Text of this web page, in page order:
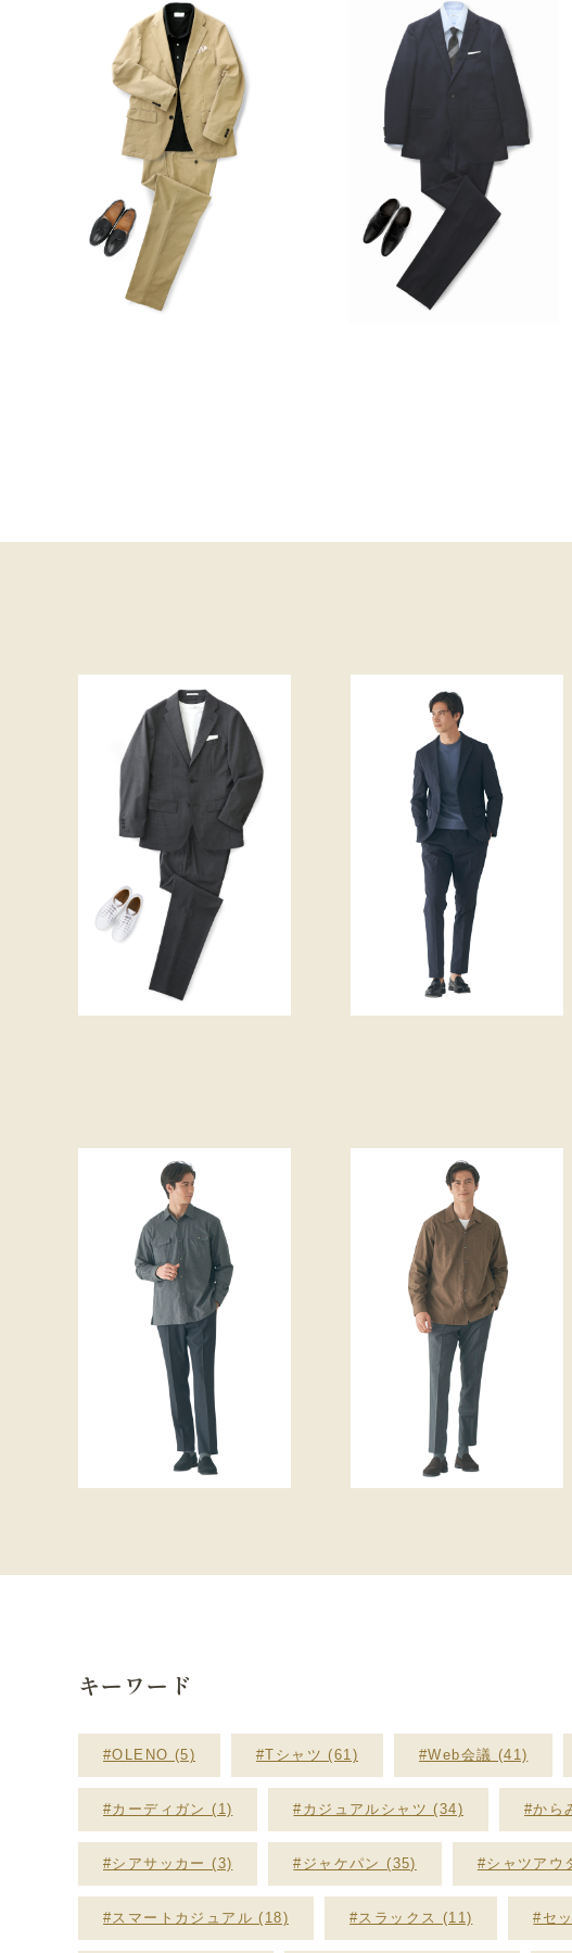
キーワード
#OLENO (5) #Tシャツ (61) #Web会議 (41)
#カーディガン (1) #カジュアルシャツ (34) #から
#シアサッカー (3) #ジャケパン (35) #シャツアウ
#スマートカジュアル (18) #スラックス (11) #セ